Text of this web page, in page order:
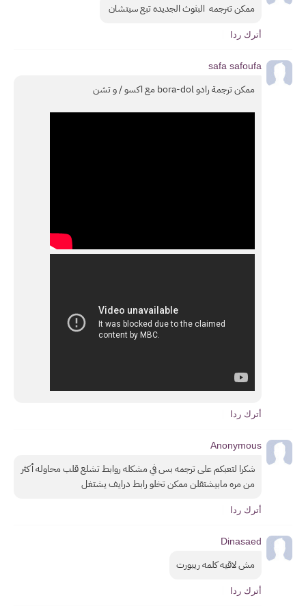
ممكن تترجمه  البثوث الجديده تبع سيتشان
أترك ردا
safa safoufa
ممكن ترجمة رادو bora-dol مع اكسو / و تشن
أترك ردا
Anonymous
من مره مابيشتقلن ممكن تخلو رابط درايف يشتغل
أترك ردا
Dinasaed
مش لاقيه كلمه ريبورت
أترك ردا